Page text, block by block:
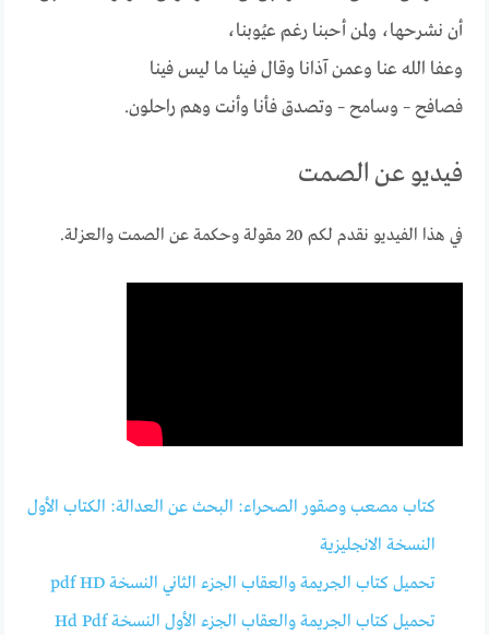
أن نشرحها، ولمن أحبنا رغم عيُوبنا،
وعفا الله عنا وعمن آذانا وقال فينا ما ليس فينا
فصافح – وسامح – وتصدق فأنا وأنت وهم راحلون.
فيديو عن الصمت
في هذا الفيديو نقدم لكم 20 مقولة وحكمة عن الصمت والعزلة.
كتاب مصعب وصقور الصحراء: البحث عن العدالة: الكتاب الأول
النسخة الانجليزية
تحميل كتاب الجريمة والعقاب الجزء الثاني النسخة pdf HD
تحميل كتاب الجريمة والعقاب الجزء الأول النسخة Hd Pdf